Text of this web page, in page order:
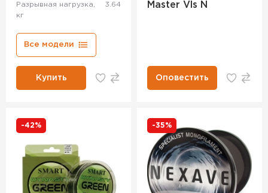
Разрывная нагрузка,
кг
3.64
Все модели
Купить
Master Vls N
Оповестить
-42% -35%